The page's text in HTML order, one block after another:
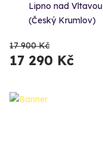
Lipno nad Vltavou
(Český Krumlov)
17 900 Kč
17 290 Kč